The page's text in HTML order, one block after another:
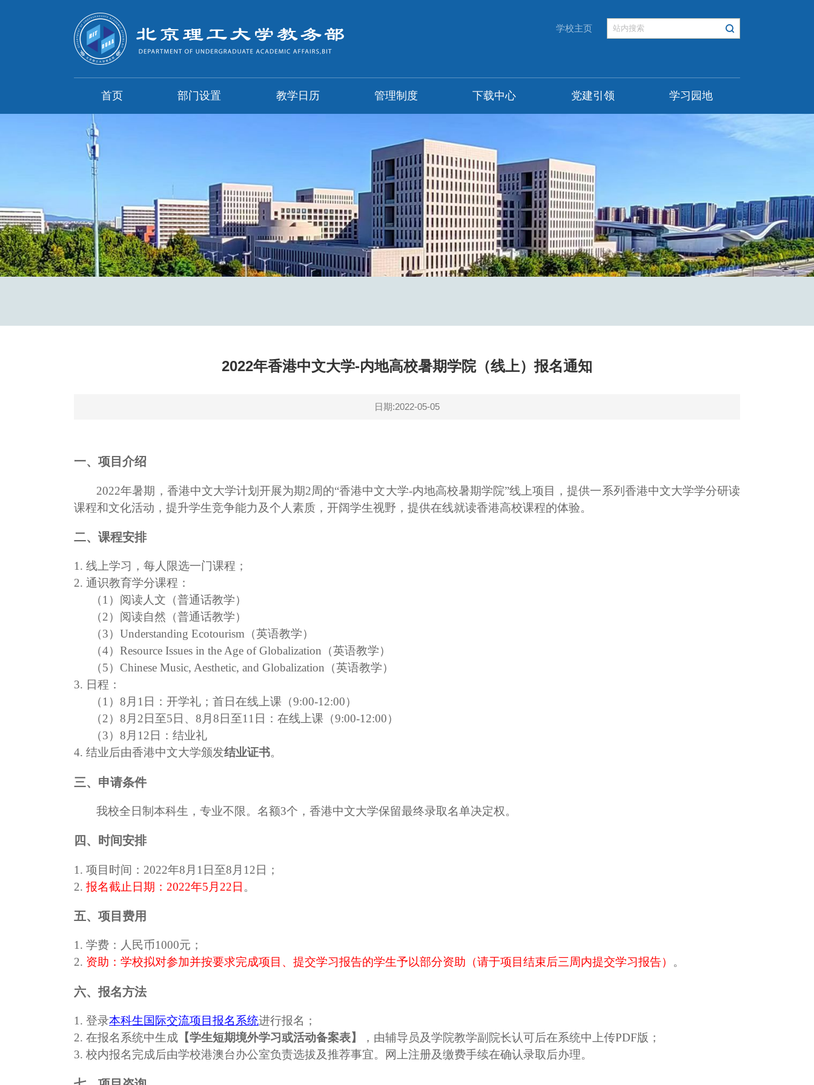
学校主页
首页 部门设置 教学日历 管理制度 下载中心 党建引领 学习园地
2022年香港中文大学-内地高校暑期学院（线上）报名通知
日期:2022-05-05
一、项目介绍
2022年暑期，香港中文大学计划开展为期2周的“香港中文大学-内地高校暑期学院”线上项目，提供一系列 香港中文大学学分研读
课程和文化活动，提升学生竞争能力及个人素质，开阔学生视野， 提供在线就读香港高校课程的体验。
二、 课程安排
1. 线上学习 ，每人限选一门课程 ；
2. 通识教育学分课程 ：
（1）阅读人文（普通话教学）
（2）阅读自然（普通话教学）
（3） Understanding Ecotourism （英语教学）
（4） Resource Issues in the Age of Globalization （英语教学）
（5） Chinese Music, Aesthetic, and Globalization （英语教学）
3. 日程 ：
（1） 8月 1 日：开学礼；首日在线上课（9:00-12:00）
（2） 8月 2 日至5 日、 8月 8 日至11 日：在线上课（9:00-12:00）
（3） 8月 12 日：结业礼
4. 结业后由香港中文大学颁发结业证书。
三、申请条件
我校全日制本科生，专业不限。名额3个，香港中文大学保留最终录取名单决定权。
四、时间安排
1 . 项目 时间 ： 2022年8 月 1 日至8 月 1 2日；
2. 报名截止日期： 2022年5 月 22日 。
五、项目费用
1. 学费：人民币1000元 ；
2. 资助：学校拟对参加并按要求完成项目、提交学习报告的学生予以部分资助（请于项目结束后三周内提交学习报告） 。
六、报名方法
1 . 登录本科生国际交流项目报名系统进行报名；
2. 在报名系统中生成 【学生短期境外学习或活动备案表】 ，由辅导员及学院教学副院长认可后在系统中上传PDF版；
3. 校内报名完成后由学校港澳台办公室负责选拔及推荐事宜。 网上注册及缴费手续在确认录取后办理。